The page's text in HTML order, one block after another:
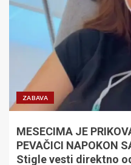
ZABAVA
MESECIMA JE
PEVAČICI NAPOKON
Stigle vesti direktno